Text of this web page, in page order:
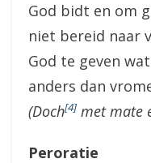
God bidt en om
niet bereid naar
God te geven
anders dan
(Doch[4] met mate
Peroratie